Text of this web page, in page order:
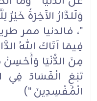
وَلَلدَّارُ الآَخِرَةُ
"، فالدنيا ممر
فِيمَا آتَاكَ اللهُ
مِنَ الدُّنْيَا وَأَحْسِنْ
تَبْغِ الْفَسَادَ فِي
الْمُفْسِدِينَ ")